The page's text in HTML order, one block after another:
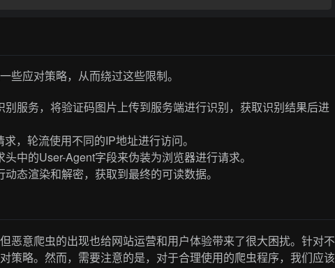
些应对策略，从而绕过这些限制。
服务，将验证码图片上传到服务端进行识别，获取识别结果后进
，轮流使用不同的IP地址进行访问。
中的User-Agent字段来伪装为浏览器进行请求。
态渲染和解密，获取到最终的可读数据。
恶意爬虫的出现也给网站运营和用户体验带来了很大困扰。针对不
策略。然而，需要注意的是，对于合理使用的爬虫程序，我们应该